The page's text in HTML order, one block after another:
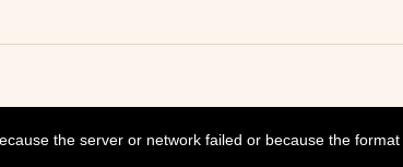
the server or network failed or because the format